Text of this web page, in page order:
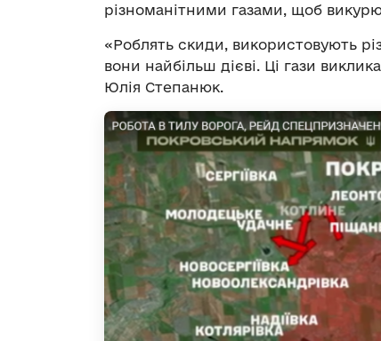
різноманітними газами, щоб
«Роблять скиди, використовують
вони найбільш дієві. Ці гази
Юлія Степанюк.